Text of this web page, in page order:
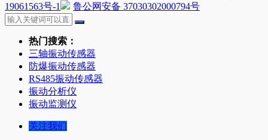
19061563号-1
鲁公网安备 37030302000794号
热门搜索：
三轴振动传感器
防爆振动传感器
RS485振动传感器
振动分析仪
振动监测仪
关注我们